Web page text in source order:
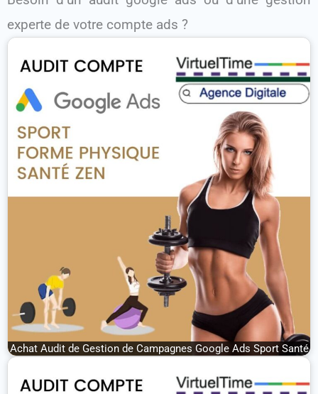
experte de votre compte ads ?
Achat Audit de Gestion de Campagnes Google Ads Sport Santé